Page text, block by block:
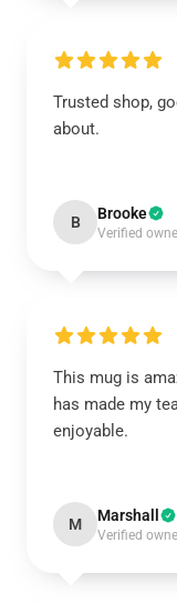
Trusted shop,
about.
B Brooke
Verified
This mug is
has made my
enjoyable.
M Marshall
Verified